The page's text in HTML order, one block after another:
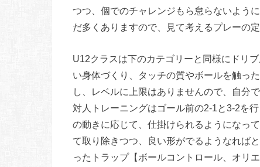
つつ、個でのチャレンジもら怠らないよう
だ多くありますので、見て考えるプレーの定
U12クラスは下のカテゴリーと同様にドリ
い身体づくり、タッチの質やボールを触っ
し、レベルに上限はありませんので、自分
対人トレーニングはゴール前の2-1と3-2を
の動きに応じて、仕掛けられるようになっ
て取り除きつつ、良い形がでるようなれば
ったトラップ【ボールコントロール、オリ